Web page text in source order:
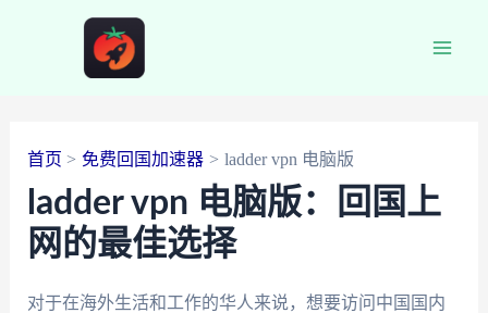
首页 免费回国加速器 ladder vpn 电脑版
ladder vpn 电脑版：回国上
网的最佳选择
对于在海外生活和工作的华人来说，想要访问中国国内